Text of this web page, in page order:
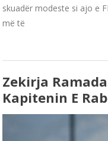
skuadër modeste si ajo e
më të
Zekirja
Kapitenin E